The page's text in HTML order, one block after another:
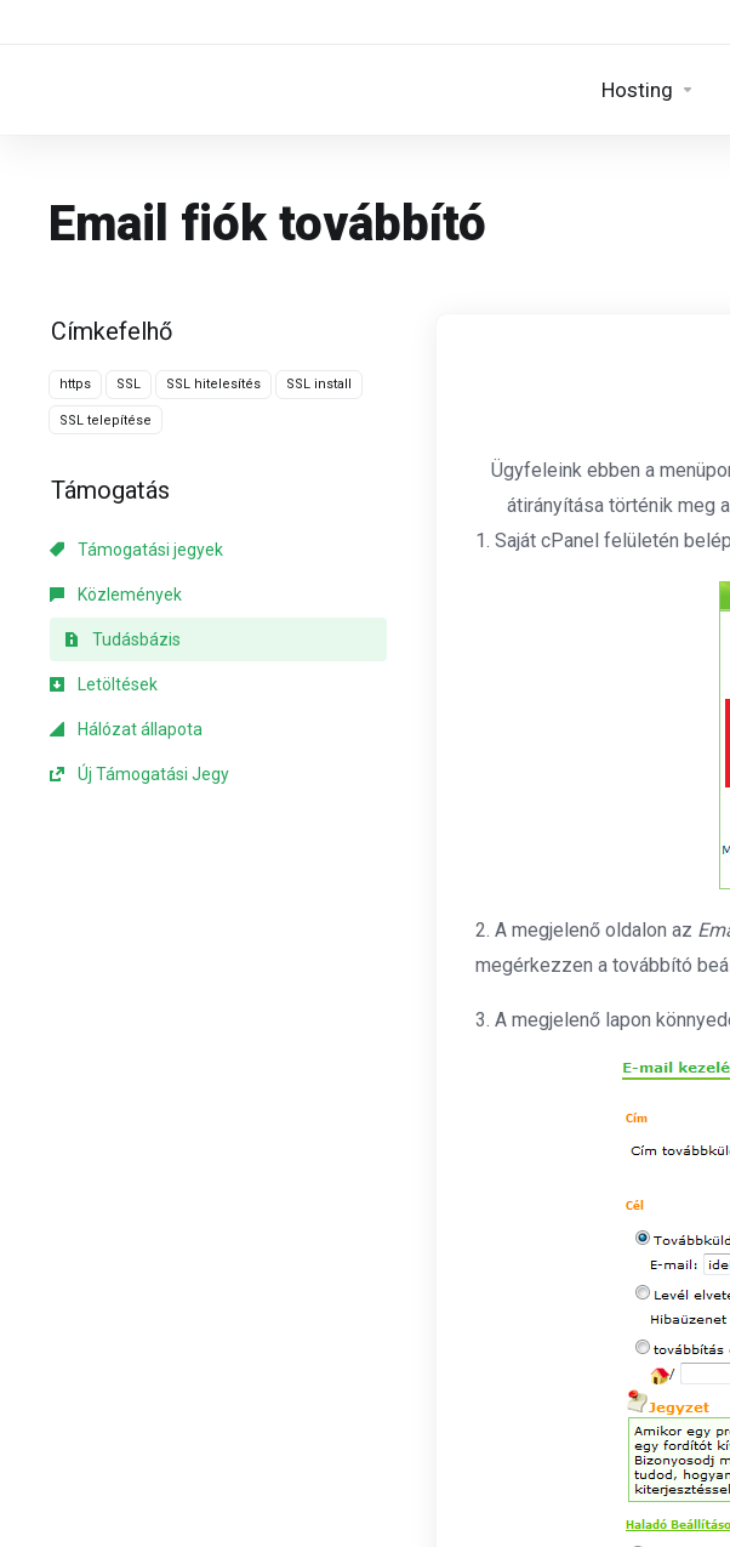
Hosting
Email fiók továbbító
Címkefelhő
https SSL SSL hitelesítés SSL install
SSL telepítése
Támogatás
Támogatási jegyek
Közlemények
Tudásbázis
Letöltések
Hálózat állapota
Új Támogatási Jegy
Ügyfeleink ebben a
átirányítása történik meg
1. Saját cPanel felületén
2. A megjelenő oldalon az
megérkezzen a továbbító
3. A megjelenő lapon